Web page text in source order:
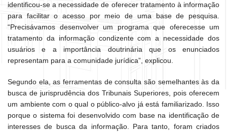
identificou-se a necessidade de oferecer tratamento à informação
para facilitar o acesso por meio de uma base de pesquisa.
“Precisávamos desenvolver um programa que oferecesse um
tratamento da informação condizente com a necessidade dos
usuários e a importância doutrinária que os enunciados
representam para a comunidade jurídica”, explicou.
Segundo ela, as ferramentas de consulta são semelhantes às da
busca de jurisprudência dos Tribunais Superiores, pois oferecem
um ambiente com o qual o público-alvo já está familiarizado. Isso
porque o sistema foi desenvolvido com base na identificação de
interesses de busca da informação. Para tanto, foram criados